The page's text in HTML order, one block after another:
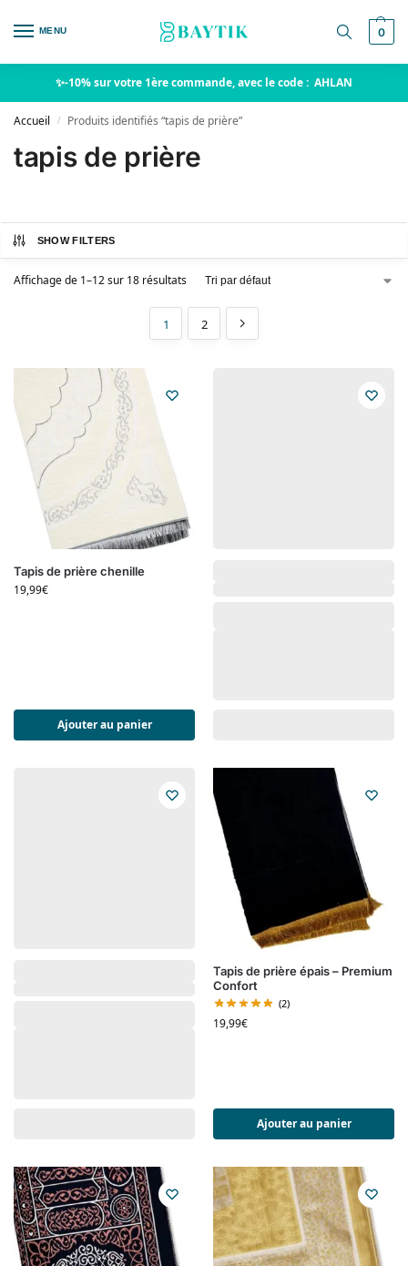
MENU 0
✨-10% sur votre 1ère commande, avec le code : AHLAN
Accueil / Produits identifiés “tapis de prière”
tapis de prière
SHOW FILTERS
Affichage de 1–12 sur 18 résultats
1 2
Tapis de prière chenille
19,99€
Ajouter au panier
Tapis de prière épais – Premium
Confort
(2)
19,99€
Ajouter au panier